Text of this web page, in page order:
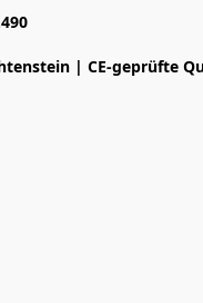
| CE-geprüfte